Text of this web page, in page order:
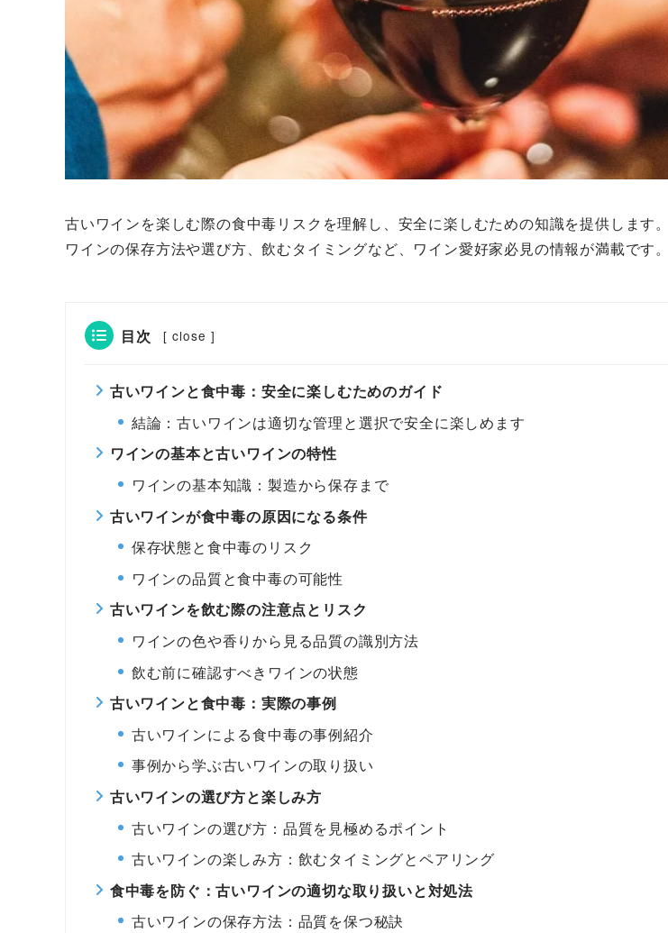
古いワインを楽しむ際の食中毒リスクを理解し、安全に楽しむための知識を提供します。
ワインの保存方法や選び方、飲むタイミングなど、ワイン愛好家必見の情報が満載です。
目次 [ close ]
古いワインと食中毒：安全に楽しむためのガイド
結論：古いワインは適切な管理と選択で安全に楽しめます
ワインの基本と古いワインの特性
ワインの基本知識：製造から保存まで
古いワインが食中毒の原因になる条件
保存状態と食中毒のリスク
ワインの品質と食中毒の可能性
古いワインを飲む際の注意点とリスク
ワインの色や香りから見る品質の識別方法
飲む前に確認すべきワインの状態
古いワインと食中毒：実際の事例
古いワインによる食中毒の事例紹介
事例から学ぶ古いワインの取り扱い
古いワインの選び方と楽しみ方
古いワインの選び方：品質を見極めるポイント
古いワインの楽しみ方：飲むタイミングとペアリング
食中毒を防ぐ：古いワインの適切な取り扱いと対処法
古いワインの保存方法：品質を保つ秘訣